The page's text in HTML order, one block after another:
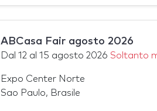
ABCasa Fair agosto 2026
Dal 12 al 15 agosto 2026 Soltanto
Expo Center Norte
Sao Paulo, Brasile